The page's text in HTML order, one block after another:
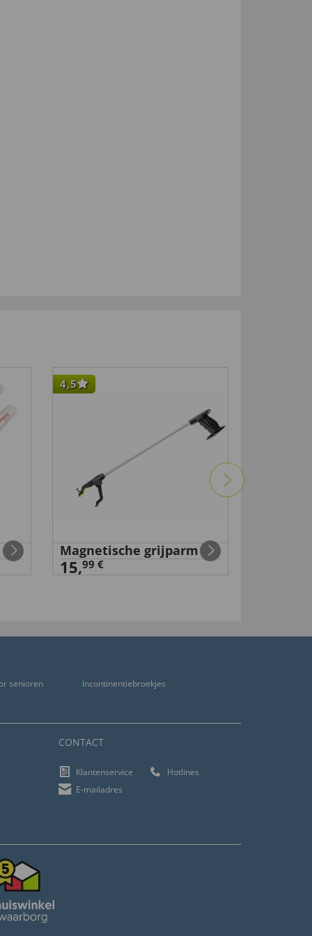
4,5
Magnetische grijparm
15,99 €
senioren
Incontinentiebroekjes
CONTACT
Klantenservice
Hotlines
E-mailadres